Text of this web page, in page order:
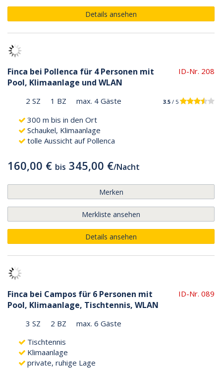
Details ansehen
Finca bei Pollenca für 4 Personen mit
Pool, Klimaanlage und WLAN
ID-Nr. 208
2 SZ 1 BZ max. 4 Gäste 3.5 / 5
300 m bis in den Ort
Schaukel, Klimaanlage
tolle Aussicht auf Pollenca
160,00 € bis 345,00 €/Nacht
Merken
Merkliste ansehen
Details ansehen
Finca bei Campos für 6 Personen mit
Pool, Klimaanlage, Tischtennis, WLAN
ID-Nr. 089
3 SZ 2 BZ
max. 6 Gäste
Tischtennis
Klimaanlage
private, ruhige Lage